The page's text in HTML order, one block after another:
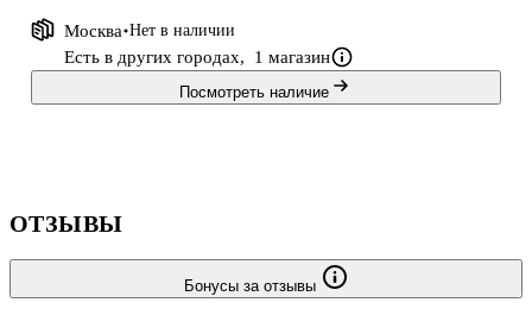
Москва Нет в наличии
Есть в других городах, 1 магазин
Посмотреть наличие
ОТЗЫВЫ
Бонусы за отзывы